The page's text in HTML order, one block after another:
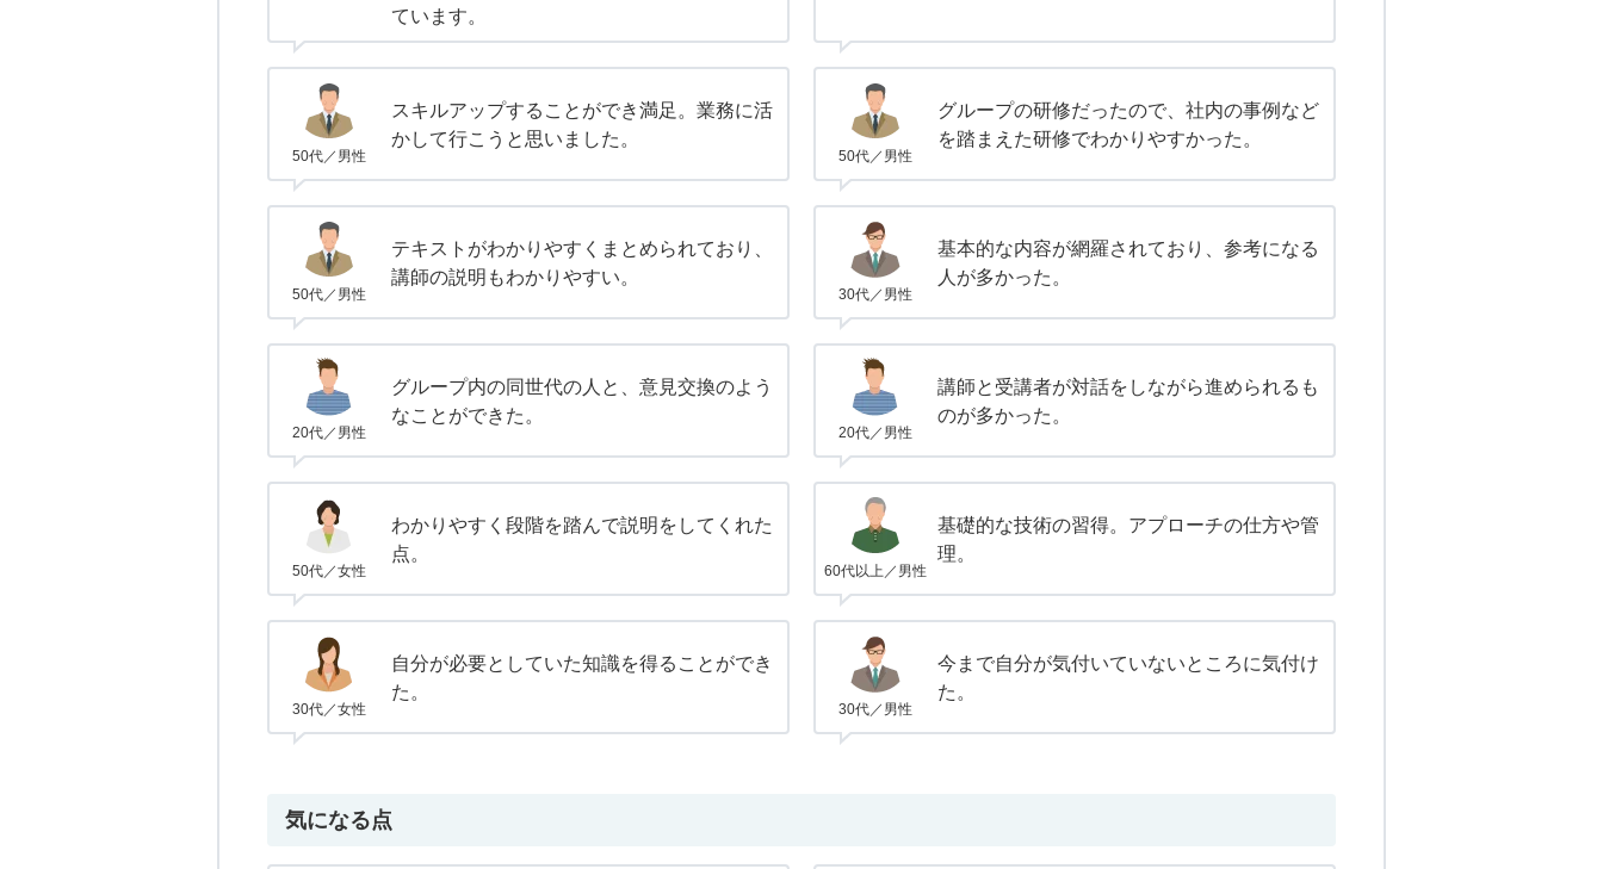
ています。
50代／男性
スキルアップすることができ満足。業務に活
かして行こうと思いました。
50代／男性
グループの研修だったので、社内の事例など
を踏まえた研修でわかりやすかった。
50代／男性
テキストがわかりやすくまとめられており、
講師の説明もわかりやすい。
30代／男性
基本的な内容が網羅されており、参考になる
人が多かった。
20代／男性
グループ内の同世代の人と、意見交換のよう
なことができた。
20代／男性
講師と受講者が対話をしながら進められるも
のが多かった。
50代／女性
わかりやすく段階を踏んで説明をしてくれた
点。
60代以上／男性
基礎的な技術の習得。アプローチの仕方や管
理。
30代／女性
自分が必要としていた知識を得ることができ
た。
30代／男性
今まで自分が気付いていないところに気付け
た。
気になる点